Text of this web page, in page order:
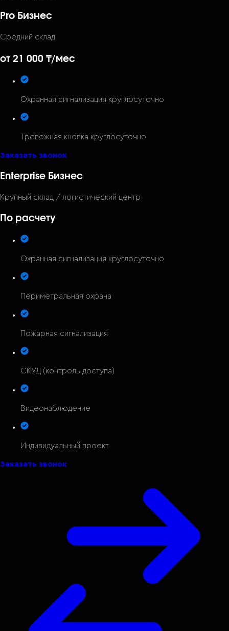
Pro Бизнес
Средний склад
от 21 000 ₸/мес
Охранная сигнализация круглосуточно
Тревожная кнопка круглосуточно
Заказать звонок
Enterprise Бизнес
Крупный склад / логистический центр
По расчету
Охранная сигнализация круглосуточно
Периметральная охрана
Пожарная сигнализация
СКУД (контроль доступа)
Видеонаблюдение
Индивидуальный проект
Заказать звонок